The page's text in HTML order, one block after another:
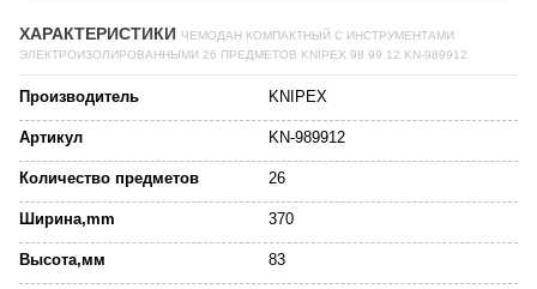
ХАРАКТЕРИСТИКИ ЧЕМОДАН КОМПАКТНЫЙ С ИНСТРУМЕНТАМИ
ЭЛЕКТРОИЗОЛИРОВАННЫМИ 26 ПРЕДМЕТОВ KNIPEX 98 99 12 KN-989912
Производитель KNIPEX
Артикул KN-989912
Количество предметов 26
Ширина,mm 370
Высота,мм 83